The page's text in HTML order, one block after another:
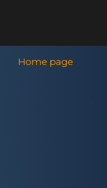
Home page